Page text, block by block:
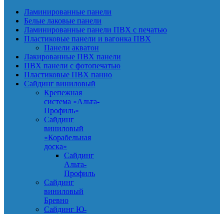
Ламинированные панели
Белые лаковые панели
Ламинированные панели ПВХ с печатью
Пластиковые панели и вагонка ПВХ
Панели акватон
Лакированные ПВХ панели
ПВХ панели с фотопечатью
Пластиковые ПВХ панно
Сайдинг виниловый
Крепежная
система «Альта-
Профиль»
Сайдинг
виниловый
«Корабельная
доска»
Сайдинг
Альта-
Профиль
Сайдинг
виниловый
Бревно
Сайдинг Ю-